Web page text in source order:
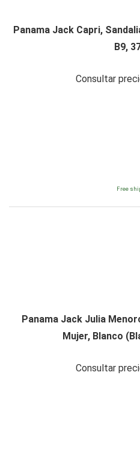
Panama Jack Capri,
B9,
Consultar
Free
Panama Jack Julia
Mujer, Blanco
Consultar